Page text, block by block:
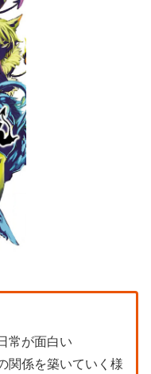
常が面白い
関係を築いていく様